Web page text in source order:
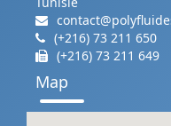
(+216) 73 211 650
(+216) 73 211 649
Map